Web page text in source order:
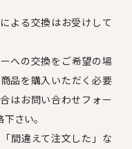
よる交換はお受けして
への交換をご希望の場
品を購入いただく必要
はお問い合わせフォー
さい。
間違えて注文した」な